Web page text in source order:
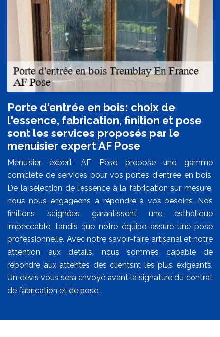
Porte d'entrée en bois: choix de
l'essence, fabrication, finition et pose
sont les services proposés par le
menuisier expert AF Pose
Menuisier expert, AF Pose propose une gamme
complète de services pour vos portes d'entrée en bois.
De la sélection de l'essence à la fabrication sur mesure,
nous nous engageons à répondre à vos besoins. Nos
finitions soignées garantissent une esthétique
impeccable, tandis que notre équipe assure une pose
professionnelle. Avec notre savoir-faire artisanal et notre
attention aux détails, nous sommes capable de
répondre aux attentes des clientsnt les plus exigeants.
Un devis vous sera envoyé avant la signature du contrat
de fabrication et de pose.